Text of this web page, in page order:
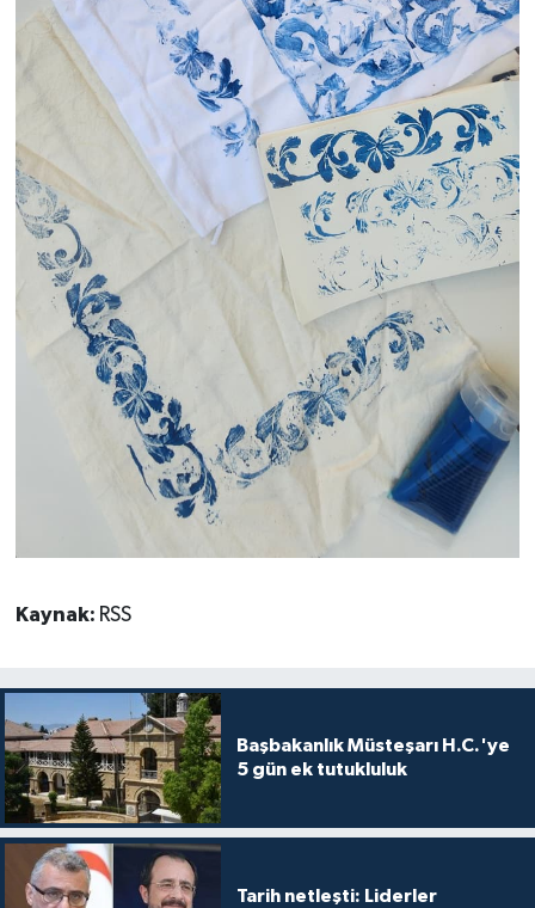
Kaynak: RSS
Başbakanlık Müsteşarı H.C.'ye
5 gün ek tutukluluk
Tarih netleşti: Liderler